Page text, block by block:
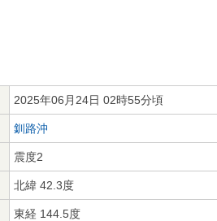
2025年06月24日 02時55分頃
釧路沖
震度2
北緯 42.3度
東経 144.5度